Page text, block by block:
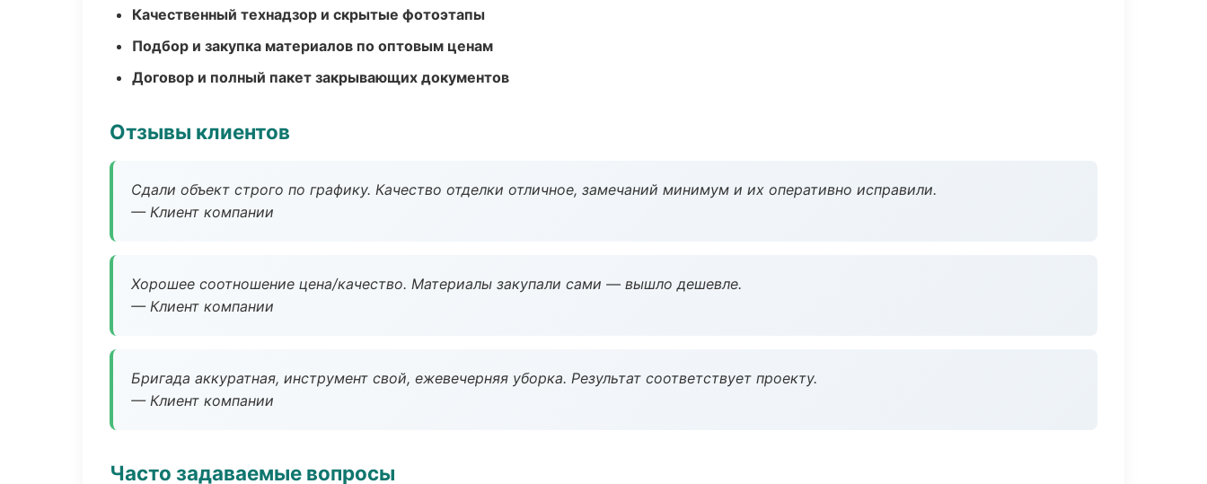
Качественный технадзор и скрытые фотоэтапы
Подбор и закупка материалов по оптовым ценам
Договор и полный пакет закрывающих документов
Отзывы клиентов
Сдали объект строго по графику. Качество отделки отличное, замечаний минимум и их оперативно исправили.
— Клиент компании
Хорошее соотношение цена/качество. Материалы закупали сами — вышло дешевле.
— Клиент компании
Бригада аккуратная, инструмент свой, ежевечерняя уборка. Результат соответствует проекту.
— Клиент компании
Часто задаваемые вопросы